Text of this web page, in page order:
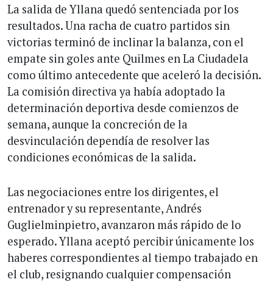
La salida de Yllana quedó sentenciada por los
resultados. Una racha de cuatro partidos sin
victorias terminó de inclinar la balanza, con el
empate sin goles ante Quilmes en La Ciudadela
como último antecedente que aceleró la decisión.
La comisión directiva ya había adoptado la
determinación deportiva desde comienzos de
semana, aunque la concreción de la
desvinculación dependía de resolver las
condiciones económicas de la salida.
Las negociaciones entre los dirigentes, el
entrenador y su representante, Andrés
Guglielminpietro, avanzaron más rápido de lo
esperado. Yllana aceptó percibir únicamente los
haberes correspondientes al tiempo trabajado en
el club, resignando cualquier compensación